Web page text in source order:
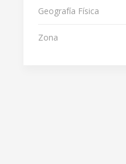
Geografía Física
Zona